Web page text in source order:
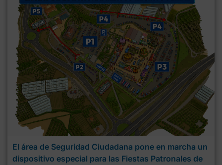
El área de Seguridad Ciudadana pone en marcha un
dispositivo especial para las Fiestas Patronales de